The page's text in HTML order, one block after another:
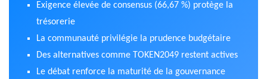
Exigence élevée de consensus (66,67 %) protège la
trésorerie
La communauté privilégie la prudence budgétaire
Des alternatives comme TOKEN2049 restent actives
Le débat renforce la maturité de la gouvernance